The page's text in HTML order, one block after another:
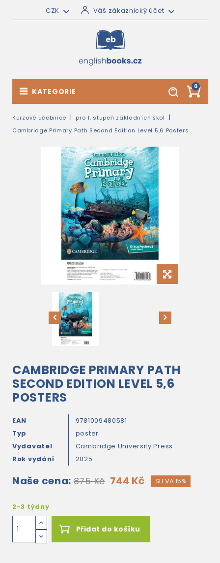
CZK Váš zákaznický účet
0
KATEGORIE
Kurzové učebnice
pro 1. stupeň základních škol
Cambridge Primary Path Second Edition Level 5,6 Posters
CAMBRIDGE PRIMARY PATH
SECOND EDITION LEVEL 5,6
POSTERS
EAN
9781009480581
Typ
poster
Vydavatel
Cambridge University Press
Rok vydání
2025
Naše cena: 875 Kč 744 Kč SLEVA 15%
2-3 týdny
Přidat do košíku